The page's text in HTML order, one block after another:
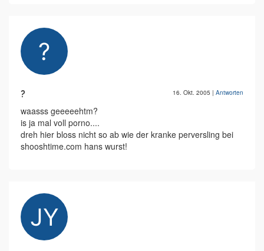
? 16. Okt. 2005 | Antworten
waasss geeeeehtm?
is ja mal voll porno....
dreh hier bloss nicht so ab wie der kranke perversling bei
shooshtime.com hans wurst!